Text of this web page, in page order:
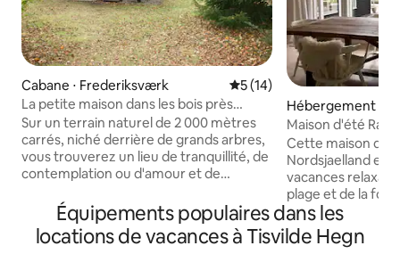
Cabane ⋅ Frederiksværk Évaluation moyenne sur la
5 (14)
La petite maison dans les bois près
d'Asserbo
Sur un terrain naturel de 2 000 mètres
carrés, niché derrière de grands arbres,
vous trouverez un lieu de tranquillité, de
contemplation ou d'amour et de
uniquement une connexion Internet par
fibre optique. Des hiboux et des piverts
vivent dans la région. Des renards et des
Hébergement ⋅
Maison d'été
Heatherhill
Cette maison
Nordsjaelland est
vacances
plage et de la
d'un salon
d'une cuisine
3 chambres
Équipements populaires dans les
locations de vacances à Tisvilde Hegn